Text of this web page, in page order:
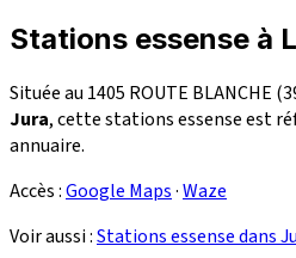
Stations essense à
Située au 1405 ROUTE BLANCHE
Jura, cette stations essense est
annuaire.
Accès :Google Maps·Waze
Voir aussi :Stations essense dans